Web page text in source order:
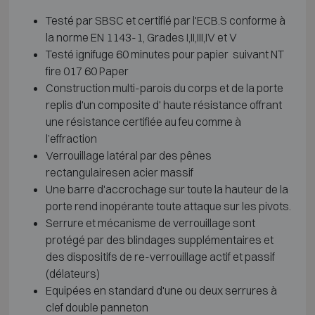
Testé par SBSC et certifié par l'ECB.S conforme à
la norme EN 1143-1, Grades I,II,III,IV et V
Testé ignifuge 60 minutes pour papier suivant NT
fire 017 60 Paper
Construction multi-parois du corps et de la porte
replis d'un composite d' haute résistance offrant
une résistance certifiée au feu comme à
l’effraction
Verrouillage latéral par des pênes
rectangulairesen acier massif
Une barre d'accrochage sur toute la hauteur de la
porte rend inopérante toute attaque sur les pivots.
Serrure et mécanisme de verrouillage sont
protégé par des blindages supplémentaires et
des dispositifs de re-verrouillage actif et passif
(délateurs)
Equipées en standard d'une ou deux serrures à
clef double panneton